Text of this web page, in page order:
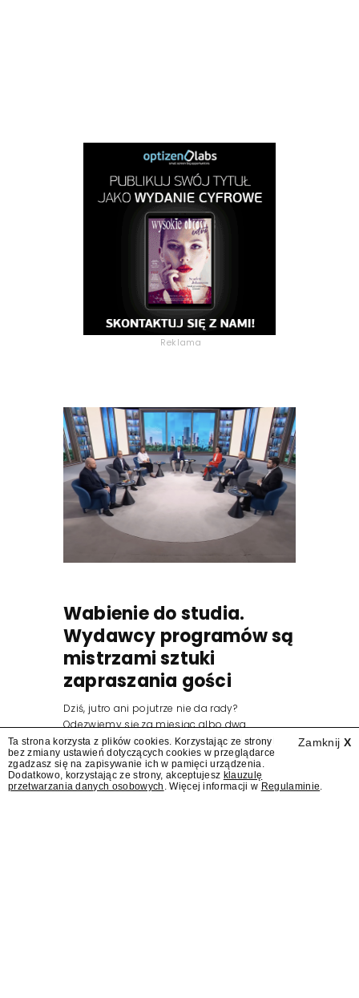
Reklama
Wabienie do studia.
Wydawcy programów są
mistrzami sztuki
zapraszania gości
Dziś, jutro ani pojutrze nie da rady?
Odezwiemy się za miesiąc albo dwa.
Wydawcy programów są mistrzami sztuki
zapraszania gości.
Zamknij X
Ta strona korzysta z plików cookies. Korzystając ze strony
bez zmiany ustawień dotyczących cookies w przeglądarce
zgadzasz się na zapisywanie ich w pamięci urządzenia.
Dodatkowo, korzystając ze strony, akceptujesz klauzulę
przetwarzania danych osobowych . Więcej informacji w Regulaminie.